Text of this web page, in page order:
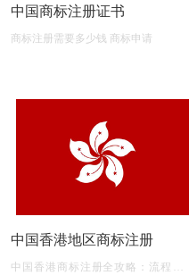
中国商标注册证书
商标注册需要多少钱 商标申请
中国香港地区商标注册
中国香港商标注册全攻略：流程、材